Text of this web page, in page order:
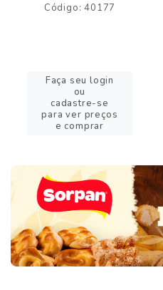
Código: 40177
Faça seu login
ou
cadastre-se
para ver preços
e comprar